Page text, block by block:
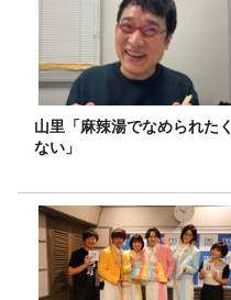
山里「麻辣湯でなめられたく
ない」